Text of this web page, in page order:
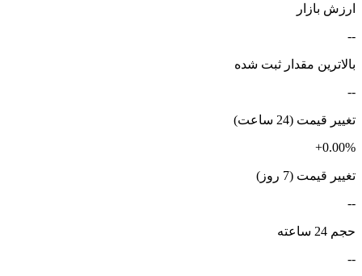
ارزش بازار
--
بالاترین مقدار ثبت شده
--
تغییر قیمت (24 ساعت)
+0.00%
تغییر قیمت (7 روز)
--
حجم 24 ساعته
--